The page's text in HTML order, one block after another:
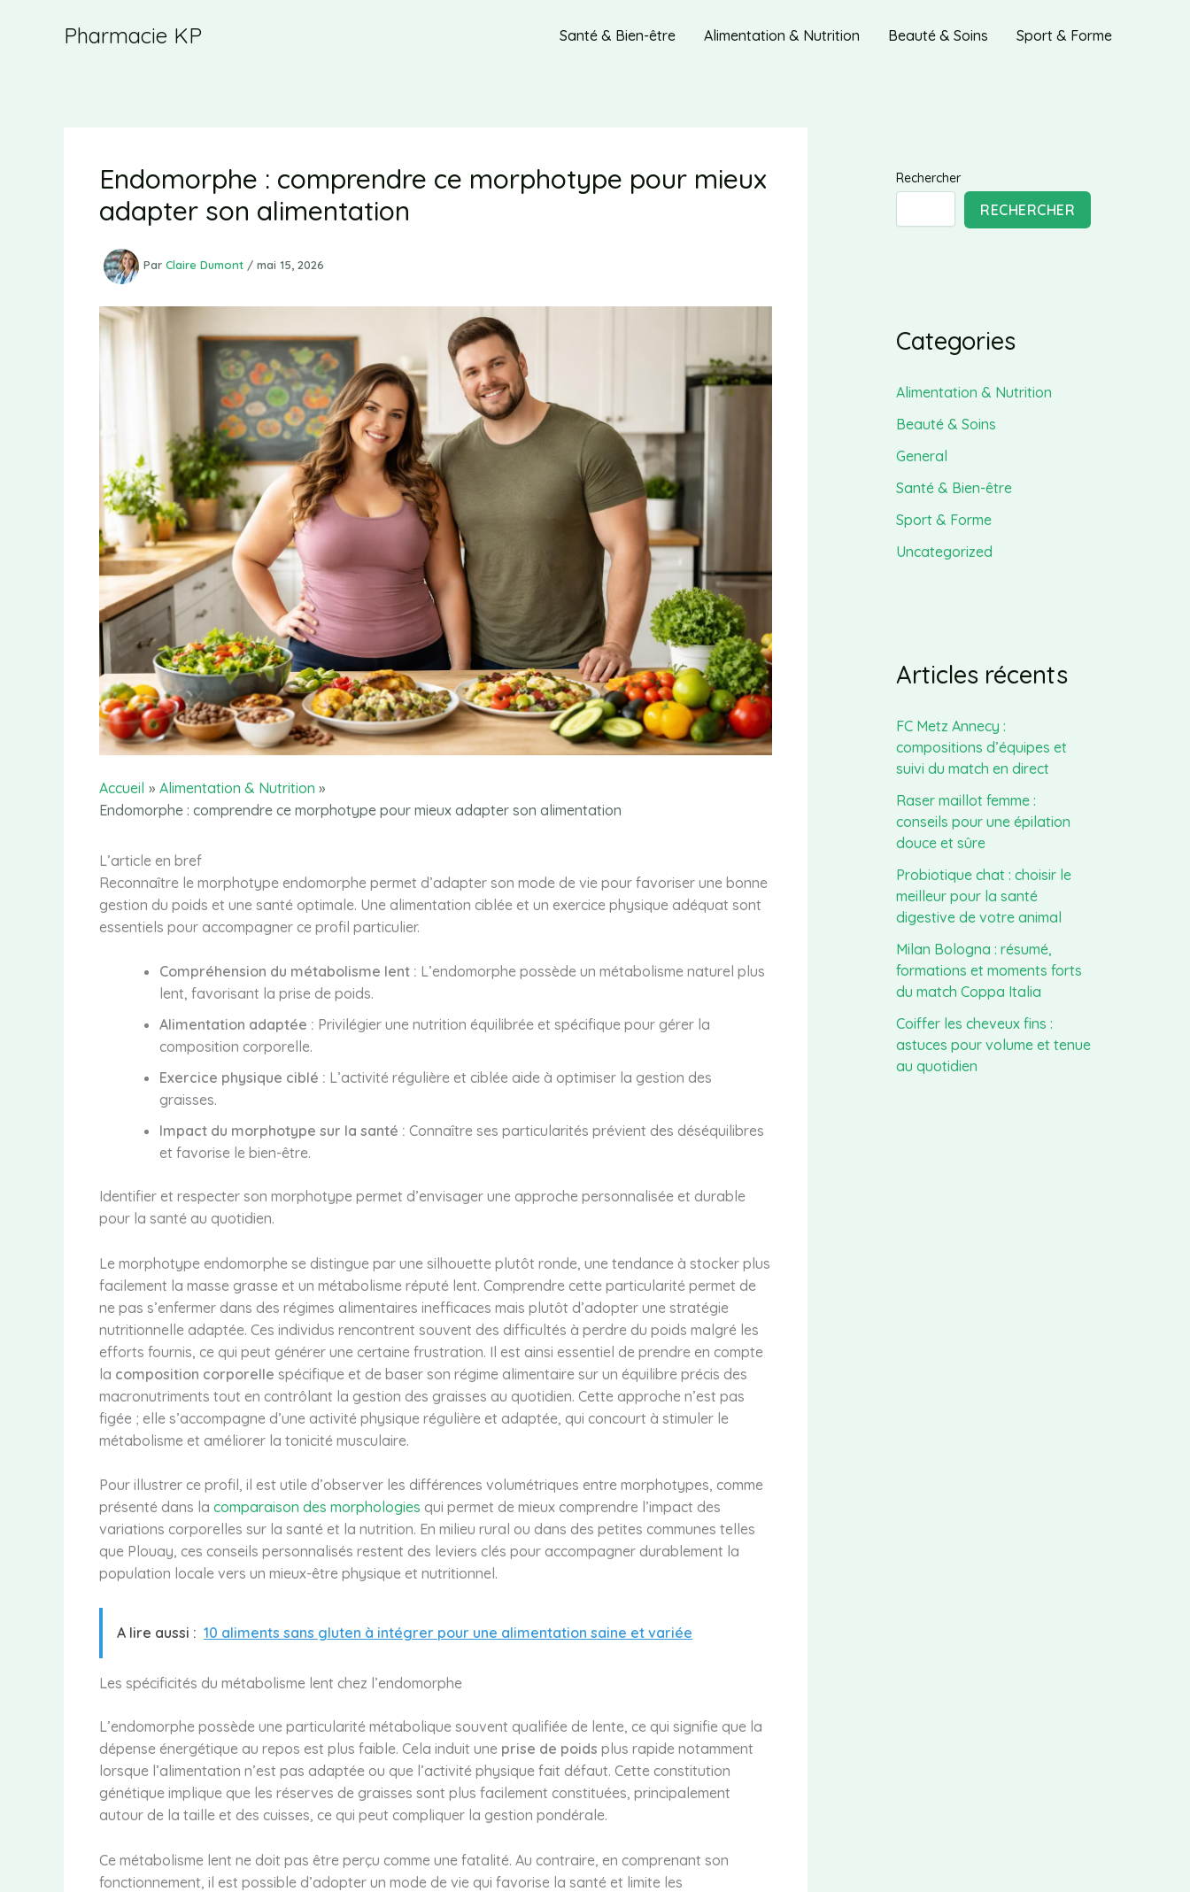
Pharmacie KP Santé & Bien-être Alimentation & Nutrition Beauté & Soins Sport & Forme
Endomorphe : comprendre ce morphotype pour mieux
adapter son alimentation
Par Claire Dumont / mai 15, 2026
Accueil
Alimentation & Nutrition
Endomorphe : comprendre ce morphotype pour mieux adapter son alimentation
L’article en bref
Reconnaître le morphotype endomorphe permet d’adapter son mode de vie pour favoriser une bonne
gestion du poids et une santé optimale. Une alimentation ciblée et un exercice physique adéquat sont
essentiels pour accompagner ce profil particulier.
Compréhension du métabolisme lent : L’endomorphe possède un métabolisme naturel plus
lent, favorisant la prise de poids.
Alimentation adaptée : Privilégier une nutrition équilibrée et spécifique pour gérer la
composition corporelle.
Exercice physique ciblé : L’activité régulière et ciblée aide à optimiser la gestion des
graisses.
Impact du morphotype sur la santé : Connaître ses particularités prévient des déséquilibres
et favorise le bien-être.
Identifier et respecter son morphotype permet d’envisager une approche personnalisée et durable
pour la santé au quotidien.
Le morphotype endomorphe se distingue par une silhouette plutôt ronde, une tendance à stocker plus
facilement la masse grasse et un métabolisme réputé lent. Comprendre cette particularité permet de
ne pas s’enfermer dans des régimes alimentaires inefficaces mais plutôt d’adopter une stratégie
nutritionnelle adaptée. Ces individus rencontrent souvent des difficultés à perdre du poids malgré les
efforts fournis, ce qui peut générer une certaine frustration. Il est ainsi essentiel de prendre en compte
la composition corporelle spécifique et de baser son régime alimentaire sur un équilibre précis des
macronutriments tout en contrôlant la gestion des graisses au quotidien. Cette approche n’est pas
figée ; elle s’accompagne d’une activité physique régulière et adaptée, qui concourt à stimuler le
métabolisme et améliorer la tonicité musculaire.
Pour illustrer ce profil, il est utile d’observer les différences volumétriques entre morphotypes, comme
présenté dans la comparaison des morphologies qui permet de mieux comprendre l’impact des
variations corporelles sur la santé et la nutrition. En milieu rural ou dans des petites communes telles
que Plouay, ces conseils personnalisés restent des leviers clés pour accompagner durablement la
population locale vers un mieux-être physique et nutritionnel.
A lire aussi : 10 aliments sans gluten à intégrer pour une alimentation saine et variée
Les spécificités du métabolisme lent chez l’endomorphe
L’endomorphe possède une particularité métabolique souvent qualifiée de lente, ce qui signifie que la
dépense énergétique au repos est plus faible. Cela induit une prise de poids plus rapide notamment
lorsque l’alimentation n’est pas adaptée ou que l’activité physique fait défaut. Cette constitution
génétique implique que les réserves de graisses sont plus facilement constituées, principalement
autour de la taille et des cuisses, ce qui peut compliquer la gestion pondérale.
Ce métabolisme lent ne doit pas être perçu comme une fatalité. Au contraire, en comprenant son
fonctionnement, il est possible d’adopter un mode de vie qui favorise la santé et limite les
Rechercher
RECHERCHER
Categories
Alimentation & Nutrition
Beauté & Soins
General
Santé & Bien-être
Sport & Forme
Uncategorized
Articles récents
FC Metz Annecy :
compositions d’équipes et
suivi du match en direct
Raser maillot femme :
conseils pour une épilation
douce et sûre
Probiotique chat : choisir le
meilleur pour la santé
digestive de votre animal
Milan Bologna : résumé,
formations et moments forts
du match Coppa Italia
Coiffer les cheveux fins :
astuces pour volume et tenue
au quotidien